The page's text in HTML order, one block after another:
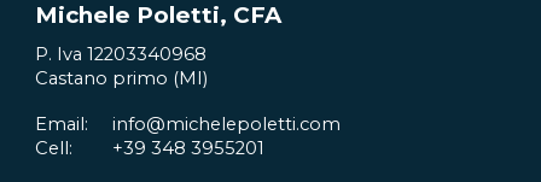
Michele Poletti, CFA
P. Iva12203340968
Castano primo (MI)
Email:
info@michelepoletti.com
Cell:
+39348 3955201